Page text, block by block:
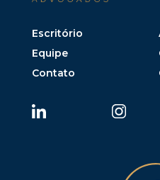
Escritório
Equipe
Contato